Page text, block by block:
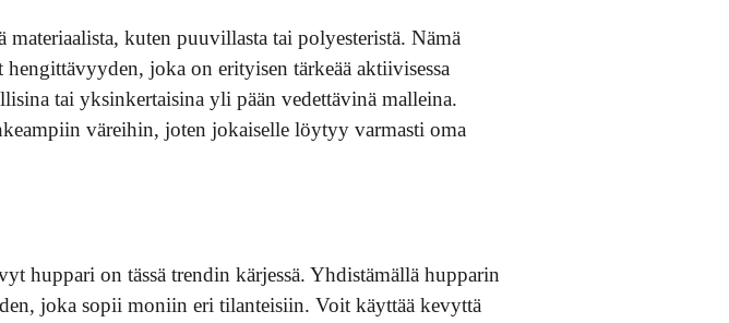
kuten puuvillasta tai polyesteristä. Nämä
joka on erityisen tärkeää aktiivisessa
tai yksinkertaisina yli pään vedettävinä malleina.
väreihin, joten jokaiselle löytyy varmasti oma
huppari on tässä trendin kärjessä. Yhdistämällä hupparin
joka sopii moniin eri tilanteisiin. Voit käyttää kevyttä